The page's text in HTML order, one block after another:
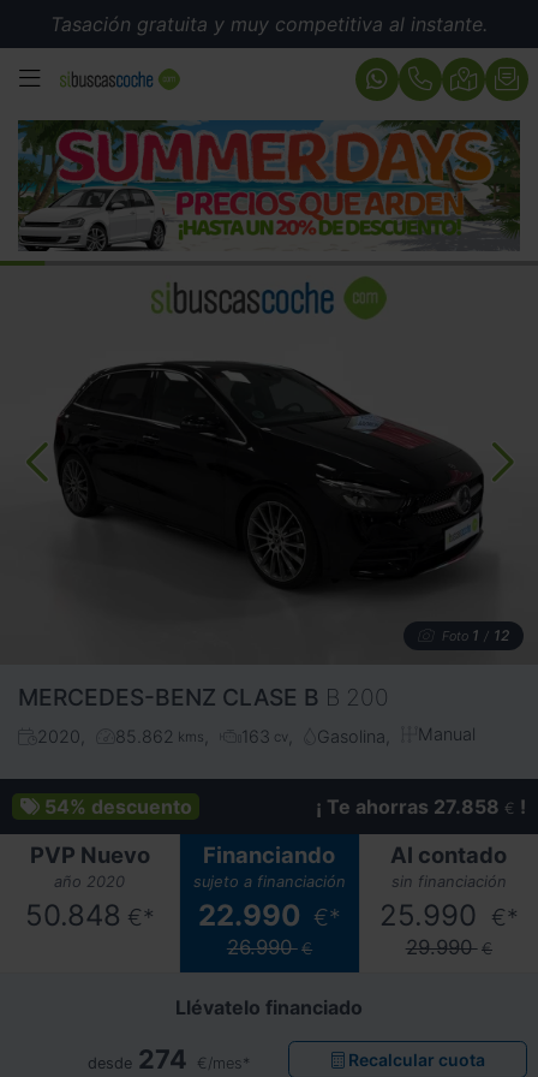
Tasación gratuita y muy competitiva al instante.
MENÚ
Foto 1 / 12
MERCEDES-BENZ CLASE B B 200
2020 85.862 kms 163 cv Gasolina Manual
54% descuento ¡ Te ahorras 27.858 € !
PVP Nuevo
año 2020
50.848 €*
Financiando
sujeto a financiación
22.990 €*
26.990 €
Al contado
sin financiación
25.990 €*
29.990 €
Llévatelo financiado
desde 274 €/mes* Recalcular cuota